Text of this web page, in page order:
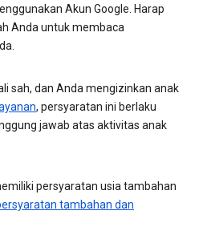
Akun Google. Harap
Anda untuk membaca
sah, dan Anda mengizinkan anak
, persyaratan ini berlaku
jawab atas aktivitas anak
persyaratan usia tambahan
tambahan dan